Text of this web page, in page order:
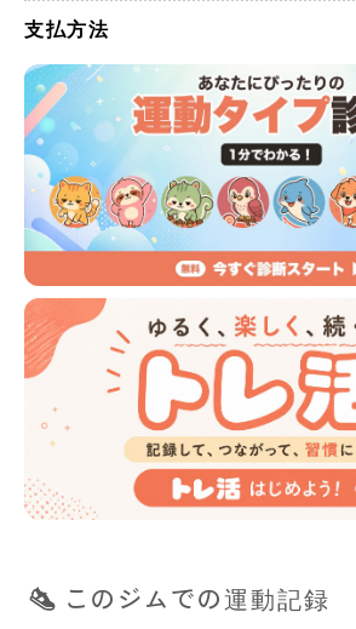
支払方法
このジムでの運動記録